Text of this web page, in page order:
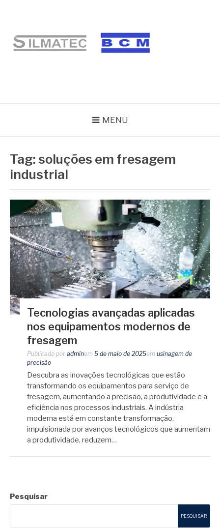
conteúdo
MENU
Tag:soluções em fresagem
industrial
Tecnologias avançadas aplicadas
nos equipamentos modernos de
fresagem
Publicado por adminem 5 de maio de 2025em usinagem de
precisão
Descubra as inovações tecnológicas que estão
transformando os equipamentos para serviço de
fresagem, aumentando a precisão, a produtividade e a
eficiência nos processos industriais. A indústria
moderna está em constante transformação,
impulsionada por avanços tecnológicos que aumentam
a produtividade, reduzem…
Pesquisar
PESQUISAR